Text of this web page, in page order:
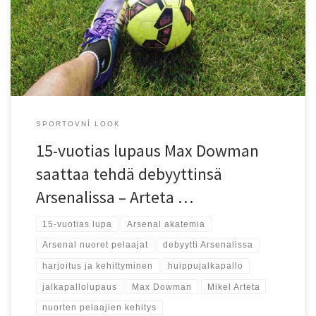
saanut monet fanit ja urheilutoimittajat kiinnostumaan, sillä harvoin
nähdään niin nuoren pelaajan nousevan suoraan Englannin
huippuseuran ensimmäiseen joukkueeseen. Koko Arsenal-yhteisö
seuraa nyt silmä tarkkana, kuinka […]
SPORTOVNÍ LOOK
15-vuotias lupaus Max Dowman
saattaa tehdä debyyttinsä
Arsenalissa – Arteta …
15-vuotias lupa Arsenal akatemia
Arsenal nuoret pelaajat debyytti Arsenalissa
harjoitus ja kehittyminen huippujalkapallo
jalkapallolupaus Max Dowman Mikel Arteta
nuorten pelaajien kehitys